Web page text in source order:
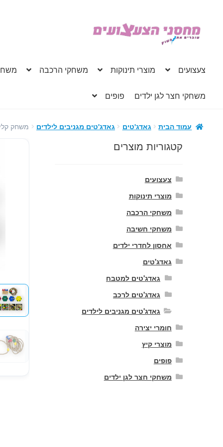
דלג
לניווט
לדלג
לתוכן
צעצועים מוצרי תינוקות משחקי הרכבה
משחקי חצר לגן ילדים פופים
עמוד הבית גאדג'טים גאדג'טים מגניבים לילדים משחק
קטגוריות מוצרים
צעצועים
מוצרי תינוקות
משחקי הרכבה
משחקי חשיבה
אחסון לחדרי ילדים
גאדג'טים
גאדג'טים למטבח
גאדג'טים לרכב
גאדג'טים מגניבים לילדים
חומרי יצירה
מוצרי קיץ
פופים
משחקי חצר לגן ילדים